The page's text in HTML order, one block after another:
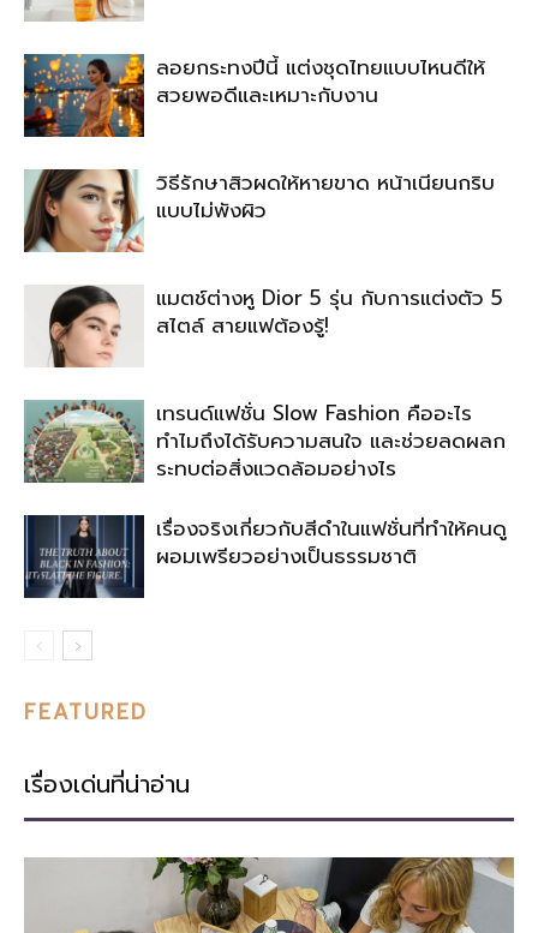
ลอยกระทงปีนี้ แต่งชุดไทยแบบไหนดีให้
สวยพอดีและเหมาะกับงาน
วิธีรักษาสิวผดให้หายขาด หน้าเนียนกริบ
แบบไม่พังผิว
แมตช์ต่างหู Dior 5 รุ่น กับการแต่งตัว 5
สไตล์ สายแฟต้องรู้!
เทรนด์แฟชั่น Slow Fashion คืออะไร
ทำไมถึงได้รับความสนใจ และช่วยลดผลก
ระทบต่อสิ่งแวดล้อมอย่างไร
เรื่องจริงเกี่ยวกับสีดำในแฟชั่นที่ทำให้คนดู
ผอมเพรียวอย่างเป็นธรรมชาติ
FEATURED
เรื่องเด่นที่น่าอ่าน